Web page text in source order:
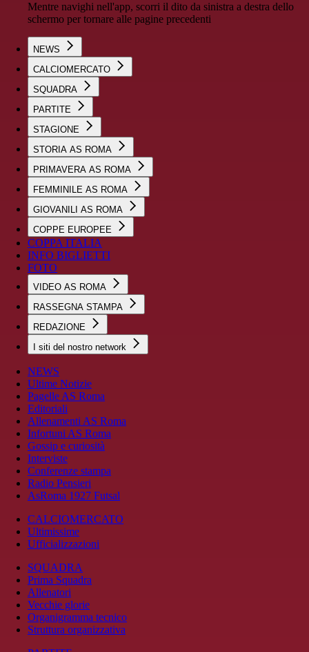
Mentre navighi nell'app, scorri il dito da sinistra a destra dello
schermo per tornare alle pagine precedenti
NEWS
CALCIOMERCATO
SQUADRA
PARTITE
STAGIONE
STORIA AS ROMA
PRIMAVERA AS ROMA
FEMMINILE AS ROMA
GIOVANILI AS ROMA
COPPE EUROPEE
COPPA ITALIA
INFO BIGLIETTI
FOTO
VIDEO AS ROMA
RASSEGNA STAMPA
REDAZIONE
I siti del nostro network
NEWS
Ultime Notizie
Pagelle AS Roma
Editoriali
Allenamenti AS Roma
Infortuni AS Roma
Gossip e curiosità
Interviste
Conferenze stampa
Radio Pensieri
AsRoma 1927 Futsal
CALCIOMERCATO
Ultimissime
Ufficializzazioni
SQUADRA
Prima Squadra
Allenatori
Vecchie glorie
Organigramma tecnico
Struttura organizzativa